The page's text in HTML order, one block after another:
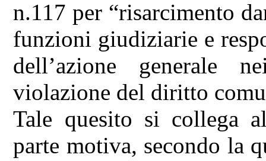
n.117 per “risarcimento
funzioni giudiziarie e
dell’azione generale
violazione del diritto
Tale quesito si collega
parte motiva, secondo la